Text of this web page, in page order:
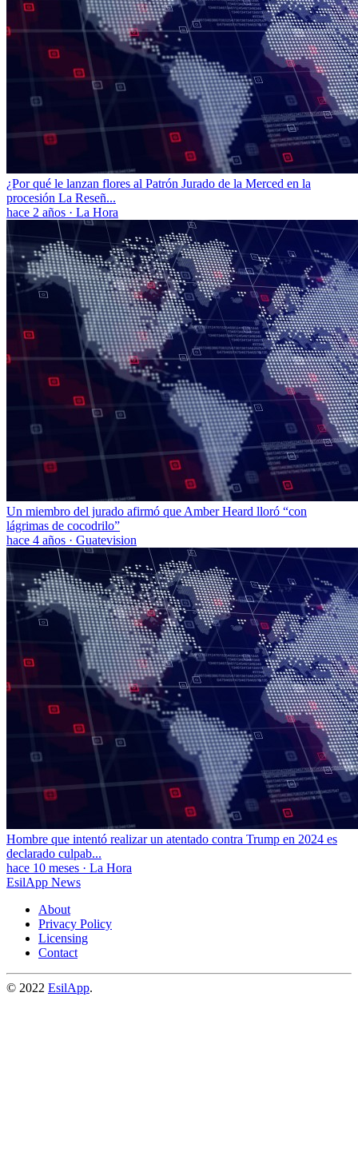
¿Por qué le lanzan flores al Patrón Jurado de la Merced en la
procesión La Reseñ...
hace 2 años · La Hora
Un miembro del jurado afirmó que Amber Heard lloró “con
lágrimas de cocodrilo”
hace 4 años · Guatevision
Hombre que intentó realizar un atentado contra Trump en 2024 es
declarado culpab...
hace 10 meses · La Hora
EsilApp News
About
Privacy Policy
Licensing
Contact
© 2022 EsilApp.